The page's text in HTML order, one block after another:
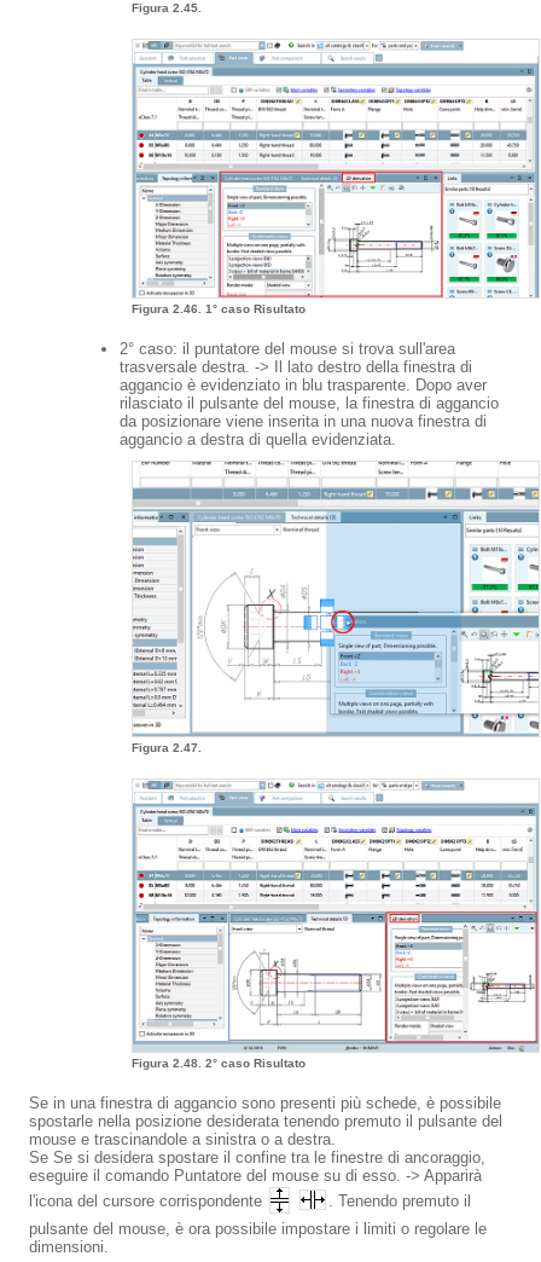
Figura 2.45.
Figura 2.46. 1° caso Risultato
2° caso: il puntatore del mouse si trova sull'area
trasversale destra. -> Il lato destro della finestra di
aggancio è evidenziato in blu trasparente. Dopo aver
rilasciato il pulsante del mouse, la finestra di aggancio
da posizionare viene inserita in una nuova finestra di
aggancio a destra di quella evidenziata.
Figura 2.47.
Figura 2.48. 2° caso Risultato
Se in una finestra di aggancio sono presenti più schede, è possibile
spostarle nella posizione desiderata tenendo premuto il pulsante del
mouse e trascinandole a sinistra o a destra.
Se Se si desidera spostare il confine tra le finestre di ancoraggio,
eseguire il comando Puntatore del mouse su di esso. -> Apparirà
l'icona del cursore corrispondente
. Tenendo premuto il
pulsante del mouse, è ora possibile impostare i limiti o regolare le
dimensioni.